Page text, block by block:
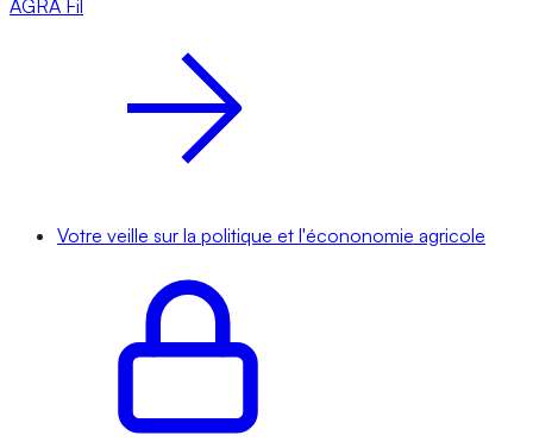
AGRA Fil
Votre veille sur la politique et l'écononomie agricole